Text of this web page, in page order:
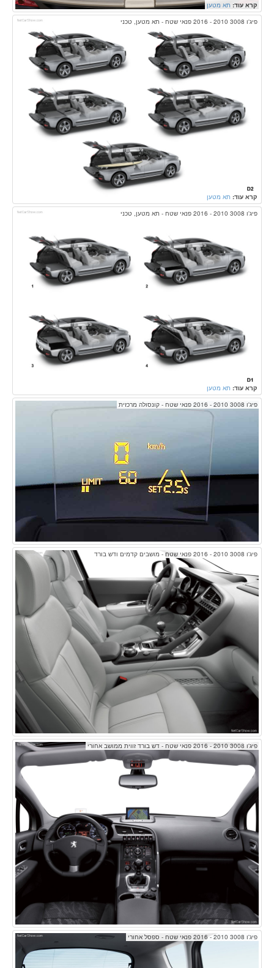
קרא עוד: תא מטען
פיג'ו 3008 2010 - 2016 פנאי שטח - תא מטען, טכני
קרא עוד: תא מטען
פיג'ו 3008 2010 - 2016 פנאי שטח - תא מטען, טכני
קרא עוד: תא מטען
פיג'ו 3008 2010 - 2016 פנאי שטח - קונסולה מרכזית
פיג'ו 3008 2010 - 2016 פנאי שטח - מושבים קדמים ודש בורד
פיג'ו 3008 2010 - 2016 פנאי שטח - דש בורד זווית ממושב אחורי
פיג'ו 3008 2010 - 2016 פנאי שטח - ספסל אחורי